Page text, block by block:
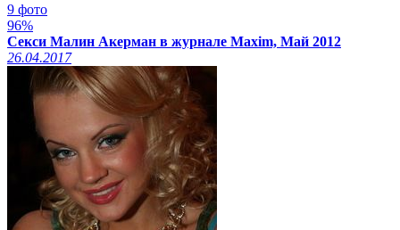
9 фото
96%
Секси Малин Акерман в журнале Maxim, Май 2012
26.04.2017